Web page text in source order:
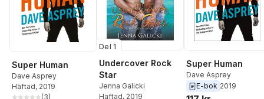
Super Human
Dave Asprey
Häftad, 2019
(3)
Del 1
Undercover Rock
Star
Jenna Galicki
Häftad, 2019
Super Human
Dave Asprey
E-bok 2019